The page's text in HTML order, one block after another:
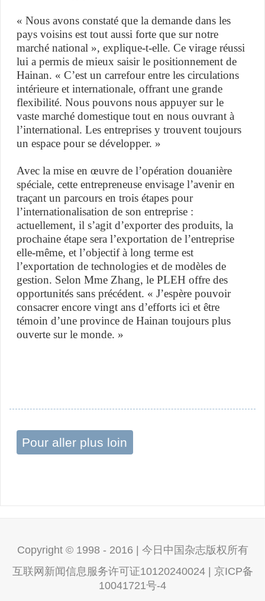
« Nous avons constaté que la demande dans les
pays voisins est tout aussi forte que sur notre
marché national », explique-t-elle. Ce virage réussi
lui a permis de mieux saisir le positionnement de
Hainan. « C’est un carrefour entre les circulations
intérieure et internationale, offrant une grande
flexibilité. Nous pouvons nous appuyer sur le
vaste marché domestique tout en nous ouvrant à
l’international. Les entreprises y trouvent toujours
un espace pour se développer. »
Avec la mise en œuvre de l’opération douanière
spéciale, cette entrepreneuse envisage l’avenir en
traçant un parcours en trois étapes pour
l’internationalisation de son entreprise :
actuellement, il s’agit d’exporter des produits, la
prochaine étape sera l’exportation de l’entreprise
elle-même, et l’objectif à long terme est
l’exportation de technologies et de modèles de
gestion. Selon Mme Zhang, le PLEH offre des
opportunités sans précédent. « J’espère pouvoir
consacrer encore vingt ans d’efforts ici et être
témoin d’une province de Hainan toujours plus
ouverte sur le monde. »
Pour aller plus loin
Copyright © 1998 - 2016 | 今日中国杂志版权所有
互联网新闻信息服务许可证10120240024 | 京ICP备
10041721号-4